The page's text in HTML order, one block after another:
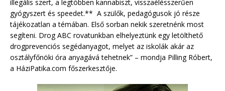
illegális szert, a legtöbben kannabiszt, visszaélésszerűen
gyógyszert és speedet.** A szülők, pedagógusok jó része
tájékozatlan a témában. Első sorban nekik szeretnénk most
segíteni. Drog ABC rovatunkban elhelyeztünk egy letölthető
drogprevenciós segédanyagot, melyet az iskolák akár az
osztályfőnöki óra anyagává tehetnek” – mondja Pilling Róbert,
a HáziPatika.com főszerkesztője.